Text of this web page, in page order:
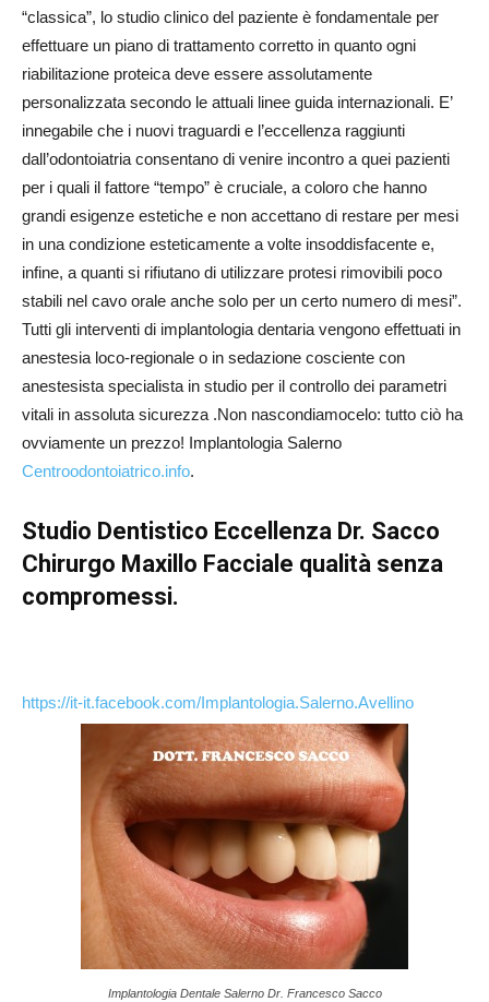
“classica”, lo studio clinico del paziente è fondamentale per
effettuare un piano di trattamento corretto in quanto ogni
riabilitazione proteica deve essere assolutamente
personalizzata secondo le attuali linee guida internazionali. E’
innegabile che i nuovi traguardi e l’eccellenza raggiunti
dall’odontoiatria consentano di venire incontro a quei pazienti
per i quali il fattore “tempo” è cruciale, a coloro che hanno
grandi esigenze estetiche e non accettano di restare per mesi
in una condizione esteticamente a volte insoddisfacente e,
infine, a quanti si rifiutano di utilizzare protesi rimovibili poco
stabili nel cavo orale anche solo per un certo numero di mesi”.
Tutti gli interventi di implantologia dentaria vengono effettuati in
anestesia loco-regionale o in sedazione cosciente con
anestesista specialista in studio per il controllo dei parametri
vitali in assoluta sicurezza .Non nascondiamocelo: tutto ciò ha
ovviamente un prezzo! Implantologia Salerno
Centroodontoiatrico.info.
Studio Dentistico Eccellenza Dr. Sacco
Chirurgo Maxillo Facciale qualità senza
compromessi.
https://it-it.facebook.com/Implantologia.Salerno.Avellino
Implantologia Dentale Salerno Dr. Francesco Sacco